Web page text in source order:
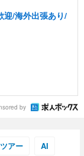
迎/海外出張あり/
by
アー AI